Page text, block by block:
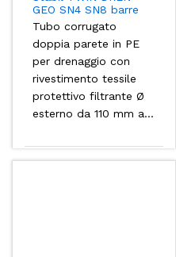
GEO SN4 SN8 barre
(PE)
Tubo corrugato
doppia parete in PE
per drenaggio con
rivestimento tessile
protettivo filtrante Ø
esterno da 110 mm a...